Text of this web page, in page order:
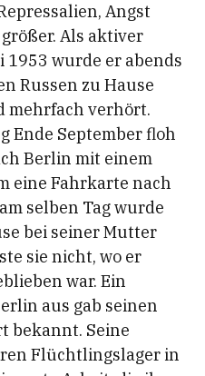
Angst
Als aktiver
1953 wurde er abends
Russen zu Hause
mehrfach verhört.
Ende September floh
Berlin mit einem
eine Fahrkarte nach
selben Tag wurde
bei seiner Mutter
sie nicht, wo er
war. Ein
aus gab seinen
bekannt. Seine
Flüchtlingslager in